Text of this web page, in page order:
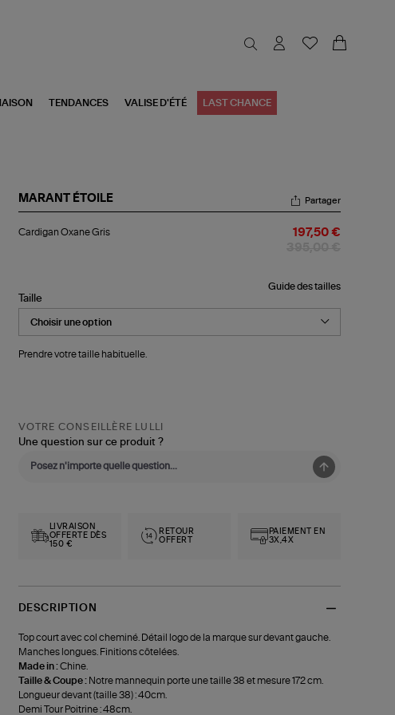
TENDANCES VALISE D'ÉTÉ LAST CHANCE
MARANT ÉTOILE
Oxane
Partager
Cardigan Oxane Gris 197,50 €
Guide des tailles
Taille
Prendre votre taille habituelle.
VOTRE CONSEILLÈRE LULLI
Une question sur ce produit ?
LIVRAISON
OFFERTE DÈS
150 €
RETOUR
OFFERT
PAIEMENT EN
3X,4X
DESCRIPTION
Top court avec col cheminé. Détail logo de la marque sur devant gauche.
Manches longues. Finitions côtelées.
Made in :Chine.
Taille & Coupe : Notre mannequin porte une taille 38 et mesure 172 cm.
Longueur devant (taille 38) : 40cm.
Demi Tour Poitrine : 48cm.